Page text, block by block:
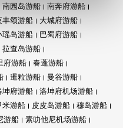
船只前往大长岛和小长
带您踏上难忘的旅程。
轻松探索岛上的壮丽景观。
这些地方在岛上提供了非
南园岛游船
南奔府游船
丰颂游船
大城府游船
瑶岛游船
巴蜀府游船
拉查岛游船
府游船
春蓬游船
暹粒游船
曼谷游船
坤府游船
洛坤府机场游船
米游船 皮皮岛游船
穆岛游船
游船
素叻他尼机场游船